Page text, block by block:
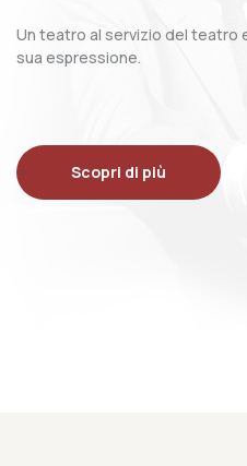
Un teatro al servizio del teatro
sua espressione.
Scopri di più